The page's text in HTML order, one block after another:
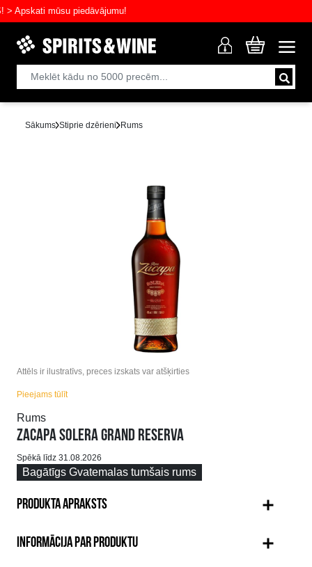
Apskati mūsu piedāvājumu!
Sākums Stiprie dzērieni Rums
Attēls ir ilustratīvs, preces izskats var atšķirties
Pieejams tūlīt
Rums
ZACAPA SOLERA GRAND RESERVA
Spēkā līdz 31.08.2026
Bagātīgs Gvatemalas tumšais rums
PRODUKTA APRAKSTS
INFORMĀCIJA PAR PRODUKTU